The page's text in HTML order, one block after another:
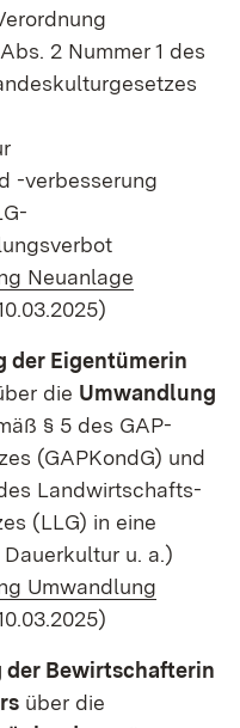
2 Nummer 1 des
-verbesserung
Neuanlage
neuem Fenster)
der Eigentümerin
die Umwandlung
§ 5 des GAP-
(GAPKondG) und
Landwirtschafts-
(LLG) in eine
u. a.)
Umwandlung
neuem Fenster)
Bewirtschafterin
über die